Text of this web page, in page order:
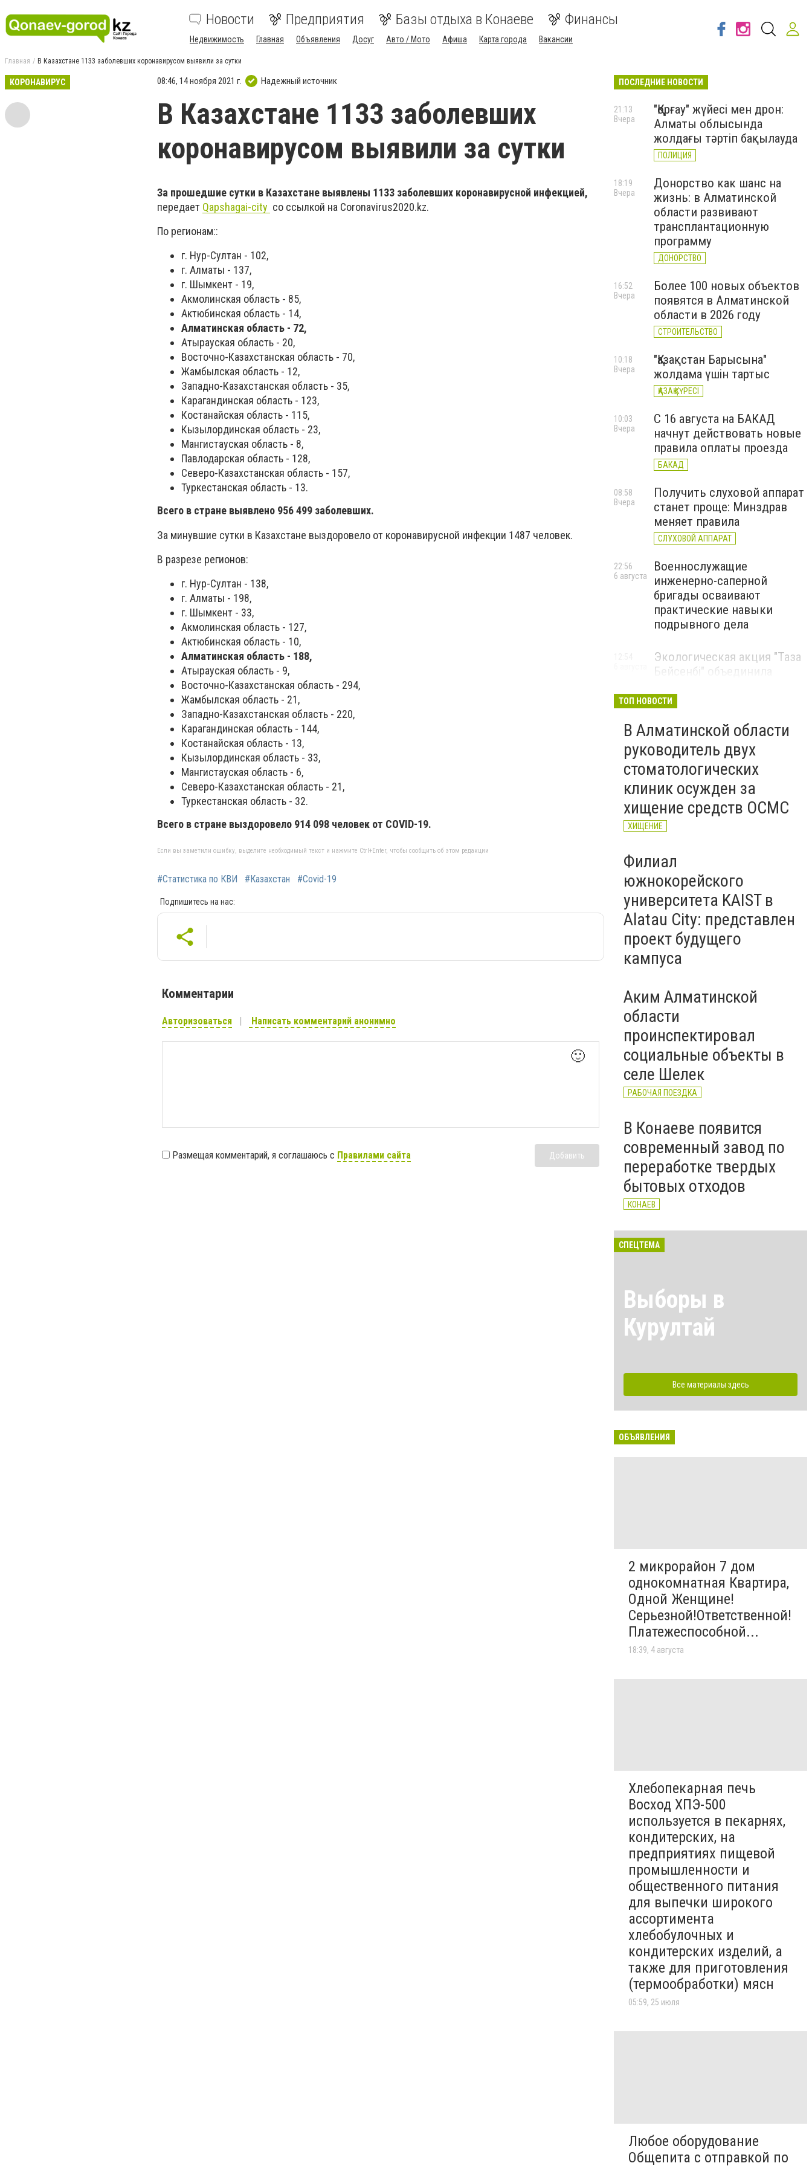
Новости Предприятия Базы отдыха в Конаеве Финансы
Недвижимость Главная Объявления Досуг Авто / Мото Афиша Карта города Вакансии
Главная В Казахстане 1133 заболевших коронавирусом выявили за сутки
КОРОНАВИРУС 08:46, 14 ноября 2021 г. Надежный источник
В Казахстане 1133 заболевших
коронавирусом выявили за сутки
За прошедшие сутки в Казахстане выявлены 1133 заболевших коронавирусной инфекцией,
передает Qapshagai-city со ссылкой на Coronavirus2020.kz.
По регионам::
г. Нур-Султан - 102,
г. Алматы - 137,
г. Шымкент - 19,
Акмолинская область - 85,
Актюбинская область - 14,
Алматинская область - 72,
Атырауская область - 20,
Восточно-Казахстанская область - 70,
Жамбылская область - 12,
Западно-Казахстанская область - 35,
Карагандинская область - 123,
Костанайская область - 115,
Кызылординская область - 23,
Мангистауская область - 8,
Павлодарская область - 128,
Северо-Казахстанская область - 157,
Туркестанская область - 13.
Всего в стране выявлено 956 499 заболевших.
За минувшие сутки в Казахстане выздоровело от коронавирусной инфекции 1487 человек.
В разрезе регионов:
г. Нур-Султан - 138,
г. Алматы - 198,
г. Шымкент - 33,
Акмолинская область - 127,
Актюбинская область - 10,
Алматинская область - 188,
Атырауская область - 9,
Восточно-Казахстанская область - 294,
Жамбылская область - 21,
Западно-Казахстанская область - 220,
Карагандинская область - 144,
Костанайская область - 13,
Кызылординская область - 33,
Мангистауская область - 6,
Северо-Казахстанская область - 21,
Туркестанская область - 32.
Всего в стране выздоровело 914 098 человек от COVID-19.
Если вы заметили ошибку, выделите необходимый текст и нажмите Ctrl+Enter, чтобы сообщить об этом редакции
#Статистика по КВИ #Казахстан #Covid-19
Подпишитесь на нас:
Комментарии
Авторизоваться Написать комментарий анонимно
🙂
Размещая комментарий, я соглашаюсь с Правилами сайта Добавить
ПОСЛЕДНИЕ НОВОСТИ
"Қорғау" жүйесі мен дрон:
Алматы облысында
жолдағы тәртіп бақылауда
ПОЛИЦИЯ
21:13
Вчера
Донорство как шанс на
жизнь: в Алматинской
области развивают
трансплантационную
программу
ДОНОРСТВО
18:19
Вчера
Более 100 новых объектов
появятся в Алматинской
области в 2026 году
СТРОИТЕЛЬСТВО
16:52
Вчера
"Қазақстан Барысына"
жолдама үшін тартыс
ҚАЗАҚ КҮРЕСІ
10:18
Вчера
С 16 августа на БАКАД
начнут действовать новые
правила оплаты проезда
БАКАД
10:03
Вчера
Получить слуховой аппарат
станет проще: Минздрав
меняет правила
СЛУХОВОЙ АППАРАТ
08:58
Вчера
Военнослужащие
инженерно-саперной
бригады осваивают
практические навыки
подрывного дела
22:56
6 августа
Экологическая акция "Таза
Бейсенбі" объединила
Алматинской области
ТОП НОВОСТИ
В Алматинской области
руководитель двух
стоматологических
клиник осужден за
хищение средств ОСМС
ХИЩЕНИЕ
Филиал
южнокорейского
университета KAIST в
Alatau City: представлен
проект будущего
кампуса
Аким Алматинской
области
проинспектировал
социальные объекты в
селе Шелек
РАБОЧАЯ ПОЕЗДКА
В Конаеве появится
современный завод по
переработке твердых
бытовых отходов
КОНАЕВ
СПЕЦТЕМА
Выборы в
Курултай
Все материалы здесь
ОБЪЯВЛЕНИЯ
2 микрорайон 7 дом
однокомнатная Квартира,
Одной Женщине!
Серьезной!Ответственной!
Платежеспособной...
18:39, 4 августа
Хлебопекарная печь
Восход ХПЭ-500
используется в пекарнях,
кондитерских, на
предприятиях пищевой
промышленности и
общественного питания
для выпечки широкого
ассортимента
хлебобулочных и
кондитерских изделий, а
также для приготовления
(термообработки) мясн
05:59, 25 июля
Любое оборудование
Общепита с отправкой по